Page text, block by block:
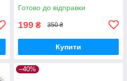
Готово до відправки
199 ₴ 350 ₴
Купити
–40%